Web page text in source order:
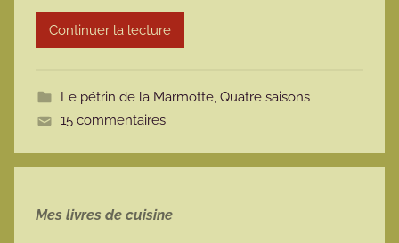
r
m
t
e
Continuer la lecture
Le pétrin de la Marmotte, Quatre saisons
15 commentaires
Mes livres de cuisine